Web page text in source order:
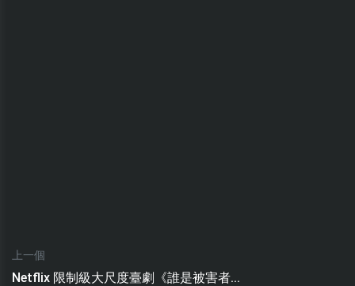
上一個
Netflix 限制級大尺度臺劇《誰是被害者...